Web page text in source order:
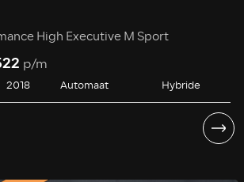
High Executive M Sport
p/m
2018 Automaat Hybride